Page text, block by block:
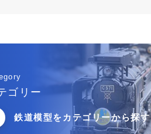
ゴリー
鉄道模型をカテゴリーから探す